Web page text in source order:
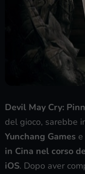
Devil May Cry:
del gioco, sarebbe
Yunchang Games
in Cina nel corso
iOS. Dopo aver